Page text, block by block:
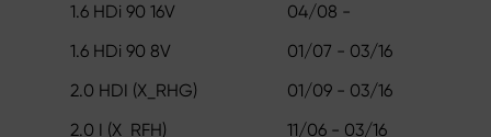
1.6 HDi 90 16V
04/08 -
1.6 HDi 90 8V
01/07 - 03/16
2.0 HDI (X_RHG)
01/09 - 03/16
2.0 I (X_RFH)
11/06 - 03/16